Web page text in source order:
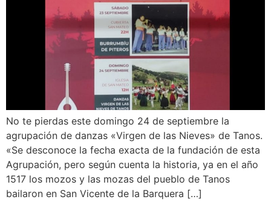
No te pierdas este domingo 24 de septiembre la
agrupación de danzas «Virgen de las Nieves» de Tanos.
«Se desconoce la fecha exacta de la fundación de esta
Agrupación, pero según cuenta la historia, ya en el año
1517 los mozos y las mozas del pueblo de Tanos
bailaron en San Vicente de la Barquera […]